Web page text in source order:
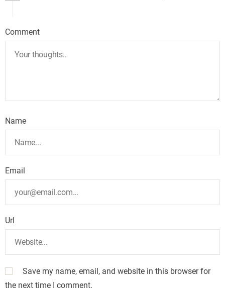
Comment
Name
Email
Url
Save my name, email, and website in this browser for
the next time I comment.